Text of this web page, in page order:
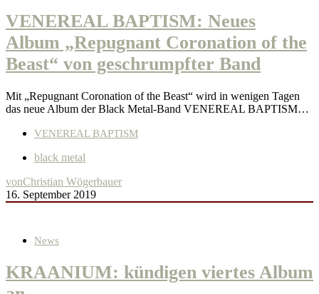
VENEREAL BAPTISM: Neues
Album „Repugnant Coronation of the
Beast“ von geschrumpfter Band
Mit „Repugnant Coronation of the Beast“ wird in wenigen Tagen
das neue Album der Black Metal-Band VENEREAL BAPTISM…
VENEREAL BAPTISM
black metal
vonChristian Wögerbauer
16. September 2019
News
KRAANIUM: kündigen viertes Album